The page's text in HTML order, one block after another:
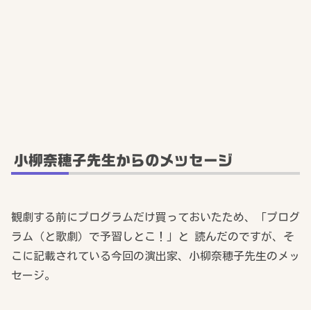
小柳奈穂子先生からのメッセージ
観劇する前にプログラムだけ買っておいたため、「プログ
ラム（と歌劇）で予習しとこ！」と 読んだのですが、そ
こに記載されている今回の演出家、小柳奈穂子先生のメッ
セージ。